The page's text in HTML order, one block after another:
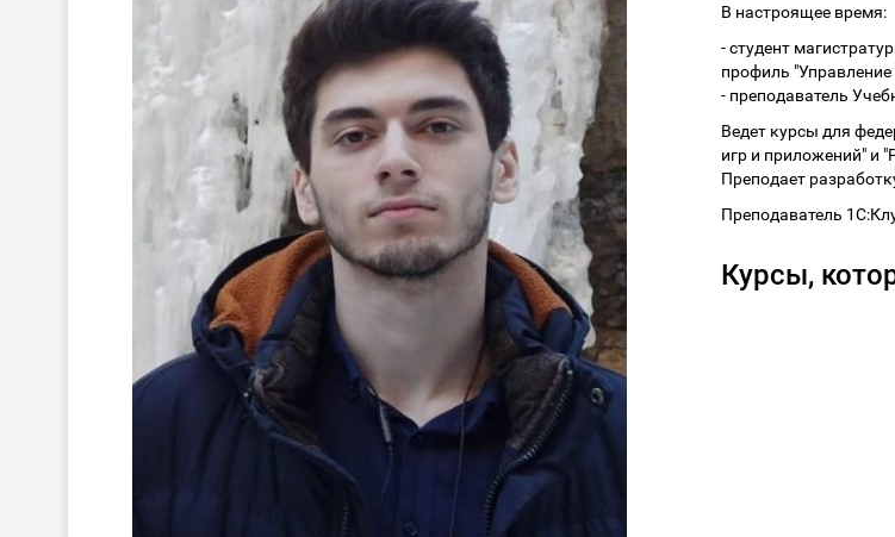
В настроящее время:
- студент
профиль
- преподаватель
Ведет курсы для
игр и приложений" и
Преподает
Преподаватель
Курсы,